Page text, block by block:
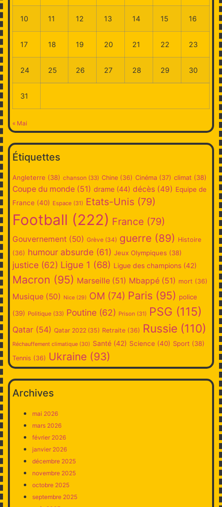
10 11 12 13 14 15 16
17 18 19 20 21 22 23
24 25 26 27 28 29 30
31
« Mai
Étiquettes
Angleterre (38) chanson (33) Chine (36) Cinéma (37) climat (38)
Coupe du monde (51) drame (44) décès (49) Equipe de
France (40) Espace (31) Etats-Unis (79)
Football (222) France (79)
Gouvernement (50) Grève (34) guerre (89) Histoire
(36) humour absurde (61) Jeux Olympiques (38)
justice (62) Ligue 1 (68) Ligue des champions (42)
Macron (95) Marseille (51) Mbappé (51) mort (36)
Musique (50) Nice (29) OM (74) Paris (95) police
(39) Politique (33) Poutine (62) Prison (31) PSG (115)
Qatar (54) Qatar 2022 (35) Retraite (36) Russie (110)
Réchauffement climatique (30) Santé (42) Science (40) Sport (38)
Tennis (36) Ukraine (93)
Archives
mai 2026
mars 2026
février 2026
janvier 2026
décembre 2025
novembre 2025
octobre 2025
septembre 2025